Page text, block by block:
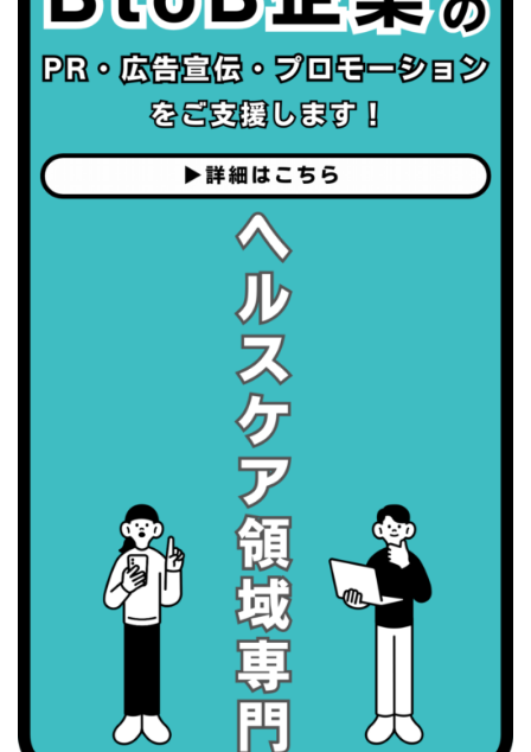
2026/09/05(土)
・がん征圧月間
・世界アルツハイマー月間
・健康増進普及月間
・歯ヂカラ探究月間
・職場の健康診断実施強化月間
・職場の健康診断実施強化月間
・世界アルツハイマー月間
・健康増進普及月間
・歯ヂカラ探究月間
・職場の健康診断実施強化月間
・世界アルツハイマー月間